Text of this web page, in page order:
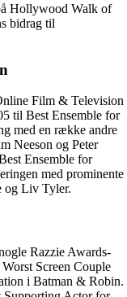
Hollywood Walk of
bidrag til
Film & Television
til Best Ensemble for
med en række andre
Neeson og Peter
Ensemble for
med prominente
og Liv Tyler.
Razzie Awards-
Screen Couple
i Batman & Robin.